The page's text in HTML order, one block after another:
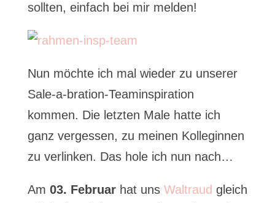
sollten, einfach bei mir melden!
Nun möchte ich mal wieder zu unserer
Sale-a-bration-Teaminspiration
kommen. Die letzten Male hatte ich
ganz vergessen, zu meinen Kolleginnen
zu verlinken. Das hole ich nun nach…
Am 03. Februarhat uns Waltraud gleich